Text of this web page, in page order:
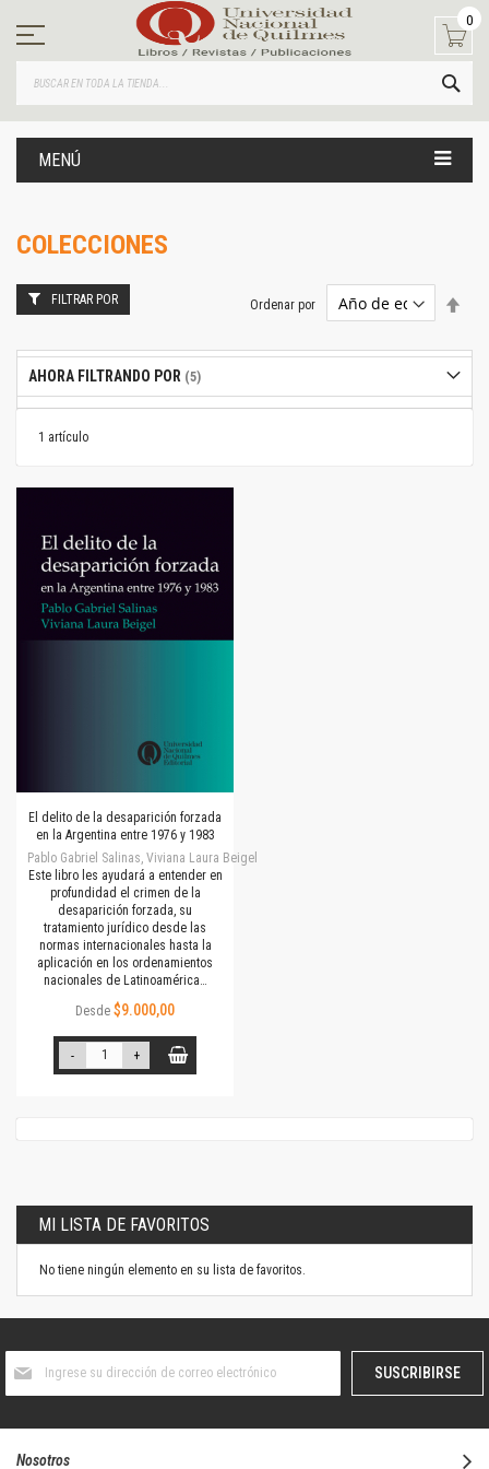
contenido
0
MENÚ
COLECCIONES
1 artículo
Ordenar por
El delito de la desaparición forzada
en la Argentina entre 1976 y 1983
Pablo Gabriel Salinas, Viviana Laura Beigel
Este libro les ayudará a entender en
profundidad el crimen de la
desaparición forzada, su
tratamiento jurídico desde las
normas internacionales hasta la
aplicación en los ordenamientos
nacionales de Latinoamérica…
Desde $9.000,00
- +
FILTRAR POR
AHORA FILTRANDO POR
MI LISTA DE FAVORITOS
No tiene ningún elemento en su lista de favoritos.
boletín
SUSCRIBIRSE
Nosotros